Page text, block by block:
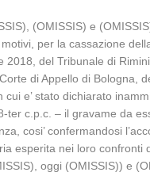
(OMISSIS) e
per la cassazione
2018, del Tribunale di
di Appello di Bologna,
e’ stato dichiarato
ter c.p.c. – il gravame da
cosi’ confermandosi
esperita nei loro confronti
oggi (OMISSIS)) e